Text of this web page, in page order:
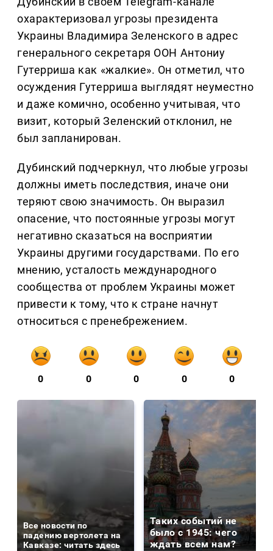
охарактеризовал угрозы президента
Украины Владимира Зеленского в адрес
генерального секретаря ООН Антониу
Гутерриша как «жалкие». Он отметил, что
осуждения Гутерриша выглядят неуместно
и даже комично, особенно учитывая, что
визит, который Зеленский отклонил, не
был запланирован.
Дубинский подчеркнул, что любые угрозы
должны иметь последствия, иначе они
теряют свою значимость. Он выразил
опасение, что постоянные угрозы могут
негативно сказаться на восприятии
Украины другими государствами. По его
мнению, усталость международного
сообщества от проблем Украины может
привести к тому, что к стране начнут
относиться с пренебрежением.
0 0 0 0 0
Все новости по
падению вертолета на
Кавказе: читать здесь
Таких событий не
было с 1945: чего
ждать всем нам?